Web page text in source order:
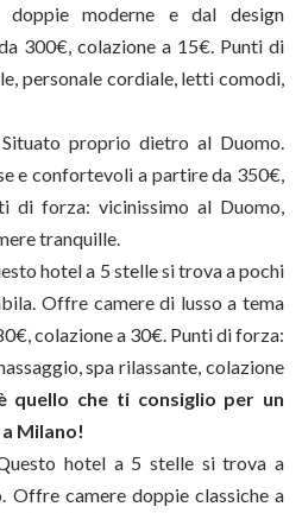
doppie moderne e dal design
300€, colazione a 15€. Punti di
personale cordiale, letti comodi,
Situato proprio dietro al Duomo.
e confortevoli a partire da 350€,
di forza: vicinissimo al Duomo,
tranquille.
hotel a 5 stelle si trova a pochi
Offre camere di lusso a tema
colazione a 30€. Punti di forza:
spa rilassante, colazione
quello che ti consiglio per un
Milano!
hotel a 5 stelle si trova a
Offre camere doppie classiche a